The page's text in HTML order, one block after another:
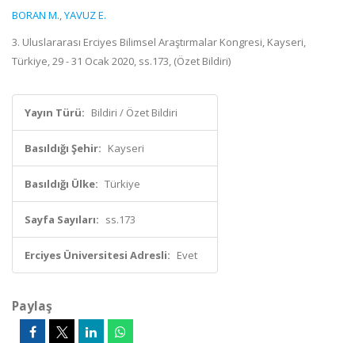
BORAN M.,YAVUZ E.
3. Uluslararası Erciyes Bilimsel Araştırmalar Kongresi, Kayseri,
Türkiye, 29 - 31 Ocak 2020, ss.173, (Özet Bildiri)
Yayın Türü: Bildiri / Özet Bildiri
Basıldığı Şehir: Kayseri
Basıldığı Ülke: Türkiye
Sayfa Sayıları: ss.173
Erciyes Üniversitesi Adresli: Evet
Paylaş